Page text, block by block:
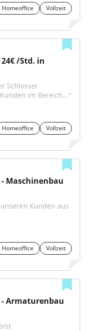
Homeoffice
Vollzeit
/Std. in
Schlosser
im Bereich..."
Homeoffice
Vollzeit
Maschinenbau
Kunden aus
Homeoffice
Vollzeit
Armaturenbau